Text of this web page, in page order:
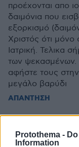
Protothema -
Information
προέχονται απο
δαιμόνια που
εξορκισμό
Χριστός ότι μόνο
Ιατρική. Τελικα
των
αφήστε τους
μεγάλο βαρύδι
ΑΠΑΝΤΗΣΗ
30.10.2021, 21:48